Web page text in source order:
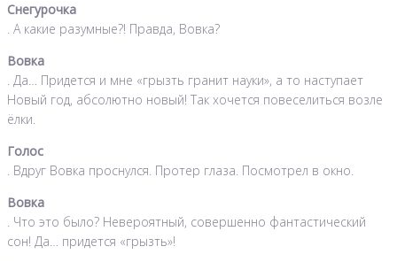
Снегурочка
. А какие разумные?! Правда, Вовка?
Вовка
. Да… Придется и мне «грызть гранит науки», а то наступает
Новый год, абсолютно новый! Так хочется повеселиться возле
ёлки.
Голос
. Вдруг Вовка проснулся. Протер глаза. Посмотрел в окно.
Вовка
. Что это было? Невероятный, совершенно фантастический
сон! Да… придется «грызть»!